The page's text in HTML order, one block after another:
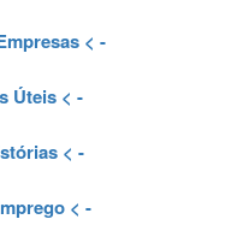
< -
Úteis< -
< -
< -